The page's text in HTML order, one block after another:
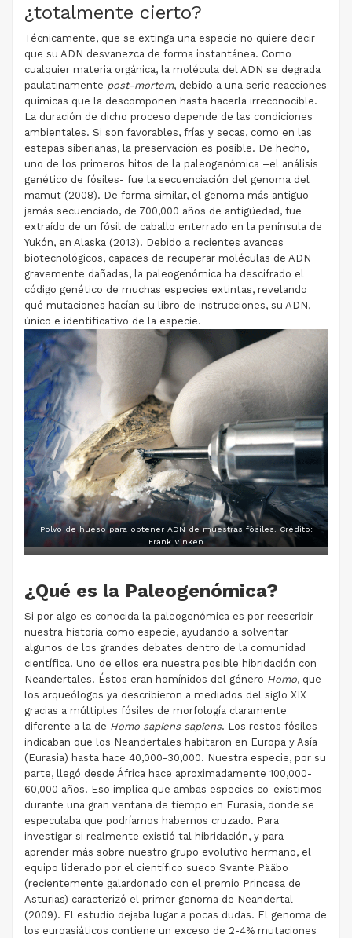
¿totalmente cierto?
Técnicamente, que se extinga una especie no quiere decir
que su ADN desvanezca de forma instantánea. Como
cualquier materia orgánica, la molécula del ADN se degrada
paulatinamente post-mortem, debido a una serie reacciones
químicas que la descomponen hasta hacerla irreconocible.
La duración de dicho proceso depende de las condiciones
ambientales. Si son favorables, frías y secas, como en las
estepas siberianas, la preservación es posible. De hecho,
uno de los primeros hitos de la paleogenómica –el análisis
genético de fósiles- fue la secuenciación del genoma del
mamut (2008). De forma similar, el genoma más antiguo
jamás secuenciado, de 700,000 años de antigüedad, fue
extraído de un fósil de caballo enterrado en la península de
Yukón, en Alaska (2013). Debido a recientes avances
biotecnológicos, capaces de recuperar moléculas de ADN
gravemente dañadas, la paleogenómica ha descifrado el
código genético de muchas especies extintas, revelando
qué mutaciones hacían su libro de instrucciones, su ADN,
único e identificativo de la especie.
Polvo de hueso para obtener ADN de muestras fósiles. Crédito:
Frank Vinken
¿Qué es la Paleogenómica?
Si por algo es conocida la paleogenómica es por reescribir
nuestra historia como especie, ayudando a solventar
algunos de los grandes debates dentro de la comunidad
científica. Uno de ellos era nuestra posible hibridación con
Neandertales. Éstos eran homínidos del género Homo, que
los arqueólogos ya describieron a mediados del siglo XIX
gracias a múltiples fósiles de morfología claramente
diferente a la de Homo sapiens sapiens. Los restos fósiles
indicaban que los Neandertales habitaron en Europa y Asía
(Eurasia) hasta hace 40,000-30,000. Nuestra especie, por su
parte, llegó desde África hace aproximadamente 100,000-
60,000 años. Eso implica que ambas especies co-existimos
durante una gran ventana de tiempo en Eurasia, donde se
especulaba que podríamos habernos cruzado. Para
investigar si realmente existió tal hibridación, y para
aprender más sobre nuestro grupo evolutivo hermano, el
equipo liderado por el científico sueco Svante Pääbo
(recientemente galardonado con el premio Princesa de
Asturias) caracterizó el primer genoma de Neandertal
(2009). El estudio dejaba lugar a pocas dudas. El genoma de
los euroasiáticos contiene un exceso de 2-4% mutaciones